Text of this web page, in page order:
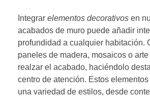
Integrar elementos decorativos en
acabados de muro puede añadir
profundidad a cualquier habitación.
paneles de madera, mosaicos o
realzar el acabado, haciéndolo
centro de atención. Estos
una variedad de estilos, desde